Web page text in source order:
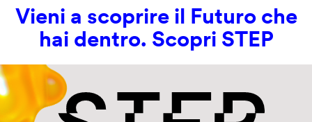
Vieni a scoprire il Futuro che
hai dentro. Scopri STEP